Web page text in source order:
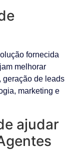
fornecida
melhorar
geração de leads
marketing e
ajudar